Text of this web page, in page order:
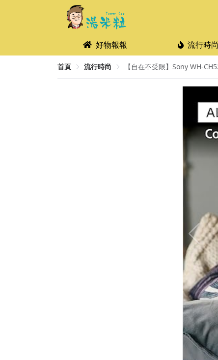
好物報報 流行時尚
首頁 流行時尚 【自在不受限】Sony WH-